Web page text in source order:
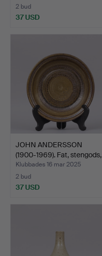
2 bud
37 USD
JOHN ANDERSSON
(1900-1969). Fat, stengods,
…
Klubbades 16 mar 2025
2 bud
37 USD